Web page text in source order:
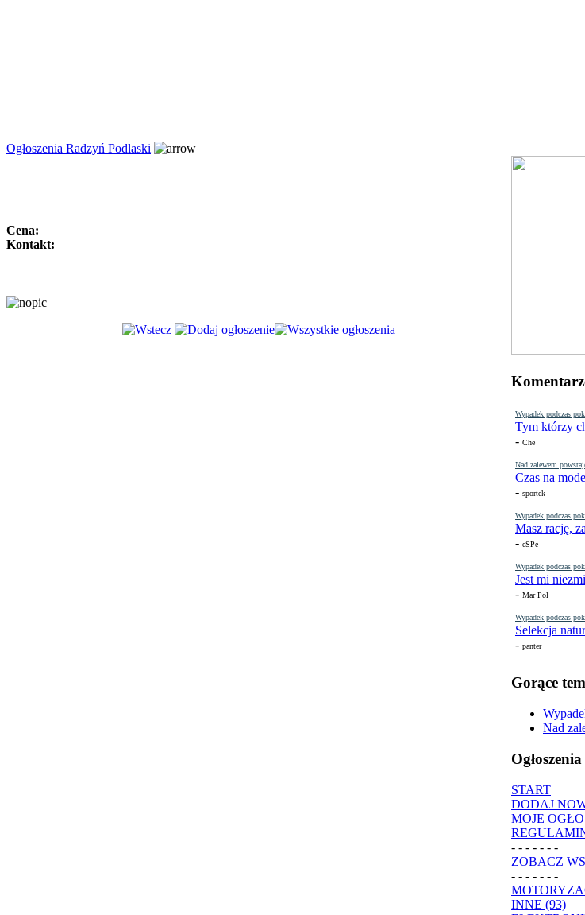
Wypadek podczas
Tym którzy
- Che
Nad zalewem
Czas na
- sportek
Wypadek podczas
Masz rację,
- eSPe
Wypadek podczas
Jest mi
- Mar Pol
Wypadek podczas
Selekcja
- panter
Gorące
Nad
Ogłoszenia
START
DODAJ
MOJE
- - - - - - -
ZOBACZ
- - - - - - -
INNE (93)
Ogłoszenia Radzyń Podlaski
Cena:
Kontakt: